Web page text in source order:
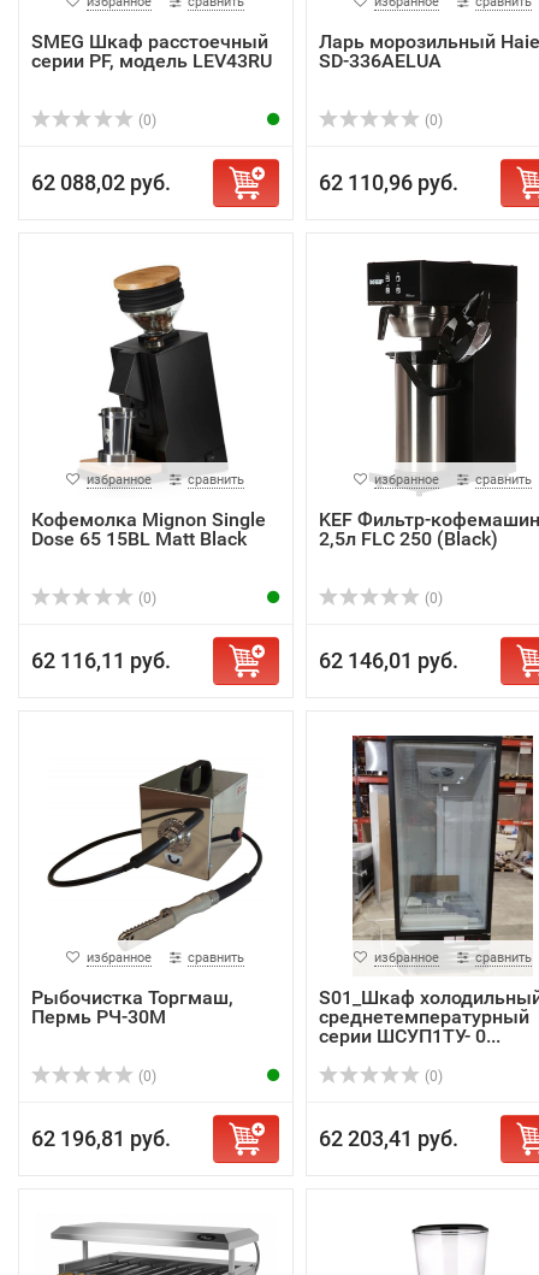
SMEG Шкаф расстоечный
серии PF, модель LEV43RU
(0)
62 088,02 руб.
Ларь морозильный
SD-336AELUA
(0)
62 110,96 руб.
избранное сравнить
Кофемолка Mignon Single
Dose 65 15BL Matt Black
(0)
62 116,11 руб.
избранное сравнить
KEF Фильтр-
2,5л FLC 250 (Black)
(0)
62 146,01 руб.
избранное сравнить
Рыбочистка Торгмаш,
Пермь РЧ-30М
(0)
62 196,81 руб.
избранное сравнить
S01_Шкаф
среднетемпературный
серии ШСУП1ТУ- 0...
(0)
62 203,41 руб.